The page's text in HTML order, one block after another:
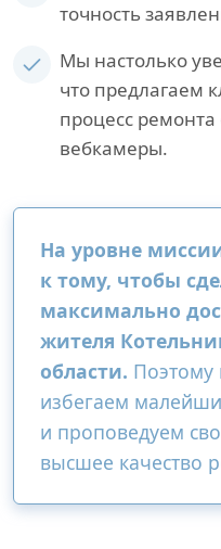
точность
Мы настолько
что предлагаем
процесс
вебкамеры.
На уровне
к тому, чтобы
максимально
жителя
области. Поэтому
избегаем
и проповедуем
высшее качество